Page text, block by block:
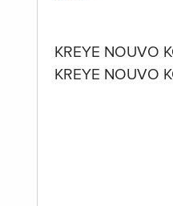
KREYE NOUVO
KREYE NOUVO